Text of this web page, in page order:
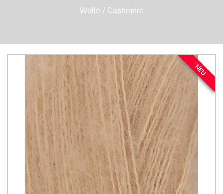
Wolle Cashmere
NEU